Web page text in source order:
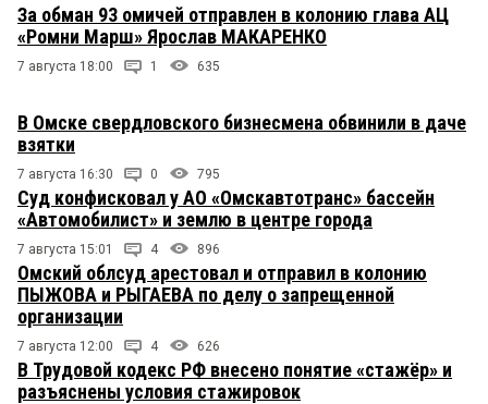
За обман 93 омичей отправлен в колонию глава АЦ
«Ромни Марш» Ярослав МАКАРЕНКО
7 августа 18:00 1 635
В Омске свердловского бизнесмена обвинили в даче
взятки
7 августа 16:30 0 795
Суд конфисковал у АО «Омскавтотранс» бассейн
«Автомобилист» и землю в центре города
7 августа 15:01 4 896
Омский облсуд арестовал и отправил в колонию
ПЫЖОВА и РЫГАЕВА по делу о запрещенной
организации
7 августа 12:00 4 626
В Трудовой кодекс РФ внесено понятие «стажёр» и
разъяснены условия стажировок